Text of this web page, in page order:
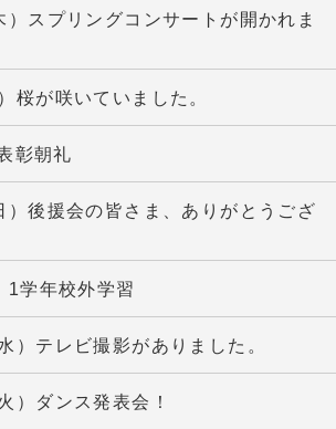
）スプリングコンサートが開かれま
桜が咲いていました。
彰朝礼
）後援会の皆さま、ありがとうござ
1学年校外学習
）テレビ撮影がありました。
）ダンス発表会！